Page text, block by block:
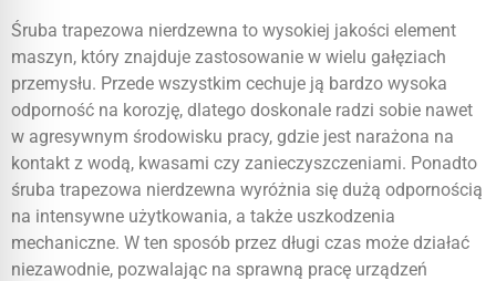
Śruba trapezowa nierdzewna to wysokiej jakości element
maszyn, który znajduje zastosowanie w wielu gałęziach
przemysłu. Przede wszystkim cechuje ją bardzo wysoka
odporność na korozję, dlatego doskonale radzi sobie nawet
w agresywnym środowisku pracy, gdzie jest narażona na
kontakt z wodą, kwasami czy zanieczyszczeniami. Ponadto
śruba trapezowa nierdzewna wyróżnia się dużą odpornością
na intensywne użytkowania, a także uszkodzenia
mechaniczne. W ten sposób przez długi czas może działać
niezawodnie, pozwalając na sprawną pracę urządzeń